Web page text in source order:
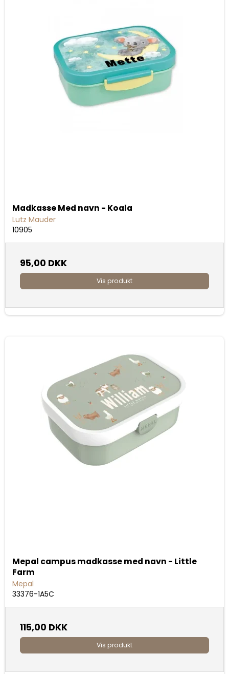
Madkasse Med navn - Koala
Lutz Mauder
10905
95,00 DKK
Vis produkt
Mepal campus madkasse med navn - Little
Farm
Mepal
33376-1A5C
115,00 DKK
Vis produkt